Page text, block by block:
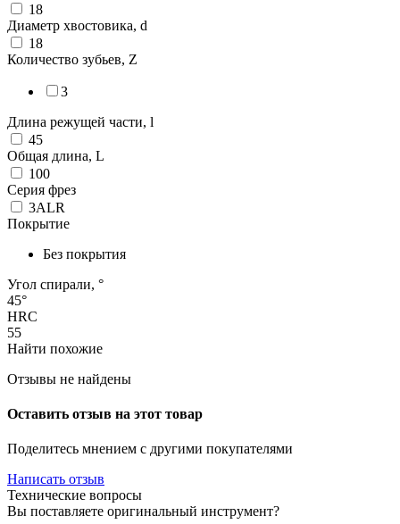
18
Диаметр хвостовика, d
18
Количество зубьев, Z
3
Длина режущей части, l
45
Общая длина, L
100
Серия фрез
3ALR
Покрытие
Без покрытия
Угол спирали, °
45°
HRC
55
Найти похожие
Отзывы не найдены
Оставить отзыв на этот товар
Поделитесь мнением с другими покупателями
Написать отзыв
Технические вопросы
Вы поставляете оригинальный инструмент?